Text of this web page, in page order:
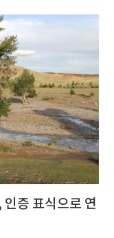
증 표식으로 연